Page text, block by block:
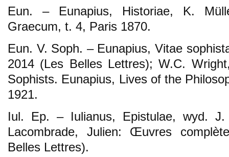
Eun. – Eunapius, Historiae, K.
Graecum, t. 4, Paris 1870.
Eun. V. Soph. – Eunapius, Vitae
2014 (Les Belles Lettres); W.C.
Sophists. Eunapius, Lives of the
1921.
Iul. Ep. – Iulianus, Epistulae, wyd.
Lacombrade, Julien: Œuvres
Belles Lettres).